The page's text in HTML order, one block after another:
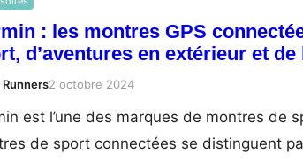
: les montres GPS
d’aventures en extérieur et de
Runners2 octobre 2024
est l’une des marques de montres de
de sport connectées se distinguent